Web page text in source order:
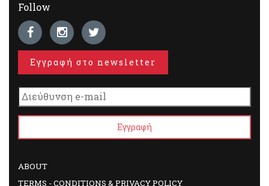
Follow
Εγγραφή στο newsletter
ABOUT
TERMS - CONDITIONS & PRIVACY POLICY